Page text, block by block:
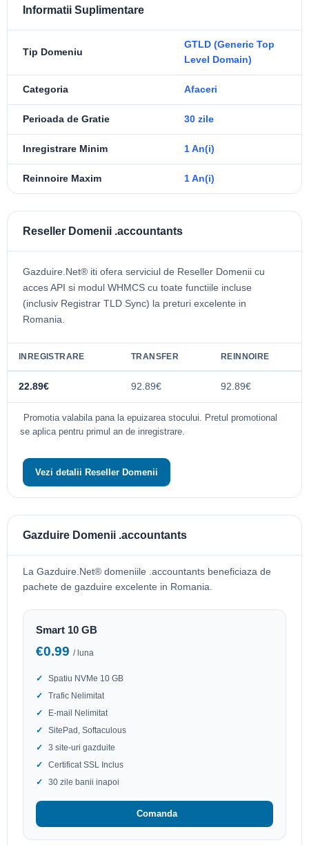
Informatii Suplimentare
Tip Domeniu
GTLD (Generic Top
Level Domain)
Categoria Afaceri
Perioada de Gratie 30 zile
Inregistrare Minim 1 An(i)
Reinnoire Maxim 1 An(i)
Reseller Domenii .accountants
Gazduire.Net® iti ofera serviciul de Reseller Domenii cu
acces API si modul WHMCS cu toate functiile incluse
(inclusiv Registrar TLD Sync) la preturi excelente in
Romania.
INREGISTRARE TRANSFER REINNOIRE
22.89€ 92.89€ 92.89€
Promotia valabila pana la epuizarea stocului. Pretul promotional
se aplica pentru primul an de inregistrare.
Vezi detalii Reseller Domenii
Gazduire Domenii .accountants
La Gazduire.Net® domeniile .accountants beneficiaza de
pachete de gazduire excelente in Romania.
Smart 10 GB
€0.99 / luna
Spatiu NVMe 10 GB
Trafic Nelimitat
E-mail Nelimitat
SitePad, Softaculous
3 site-uri gazduite
Certificat SSL Inclus
30 zile banii inapoi
Comanda